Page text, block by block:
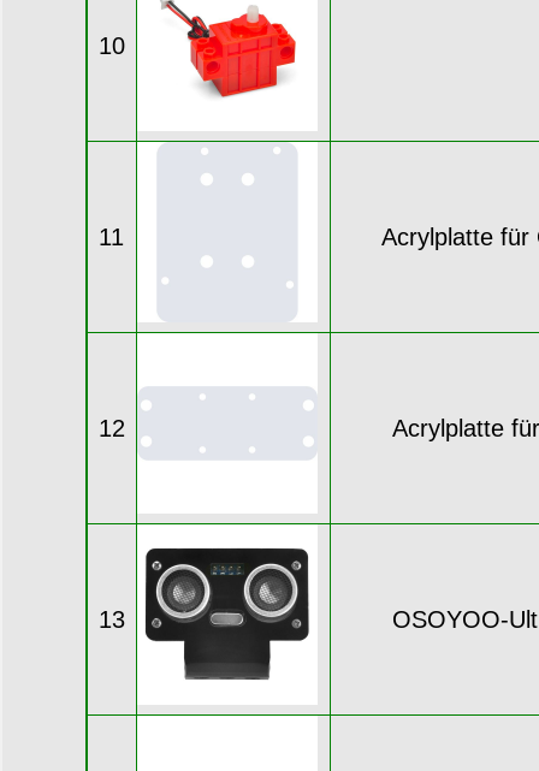
10
11 Acrylplatte für
12 Acrylplatte
13 OSOYOO-